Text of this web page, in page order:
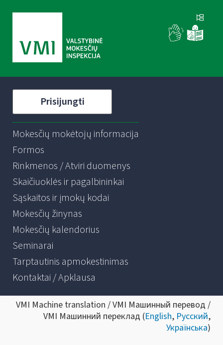
Prisijungti
Mokesčių mokėtojų informacija
Formos
Rinkmenos / Atviri duomenys
Skaičiuoklės ir pagalbininkai
Sąskaitos ir įmokų kodai
Mokesčių žinynas
Mokesčių kalendorius
Seminarai
Tarptautinis apmokestinimas
Kontaktai / Apklausa
VMI Machine translation / VMI Машинный перевод /
VMI Машинний переклад (English, Русский,
Українська)